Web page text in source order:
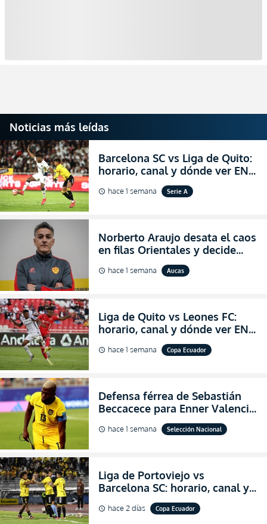
Noticias más leídas
Barcelona SC vs Liga de Quito:
horario, canal y dónde ver EN
VIVO la Fecha 22 de la LigaPro
2026
schedule hace 1 semana Serie A
Norberto Araujo desata el caos
en filas Orientales y decide
abandonar la dirección técnica
de Aucas
schedule hace 1 semana Aucas
Liga de Quito vs Leones FC:
horario, canal y dónde ver EN
VIVO los octavos de final de la
Copa Ecuador 2026
schedule hace 1 semana Copa Ecuador
Defensa férrea de Sebastián
Beccacece para Enner Valencia
al indicar que era el hombre
indicado para Ecuador
schedule hace 1 semana Selección Nacional
Liga de Portoviejo vs
Barcelona SC: horario, canal y
dónde ver EN VIVO los octavos
de final de la Copa Ecuador
schedule hace 2 días Copa Ecuador